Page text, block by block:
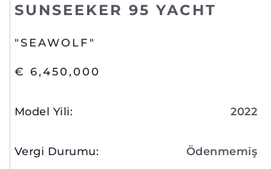
SUNSEEKER 95 YACHT
"SEAWOLF"
€ 6,450,000
Model Yili: 2022
Vergi Durumu: Ödenmemiş